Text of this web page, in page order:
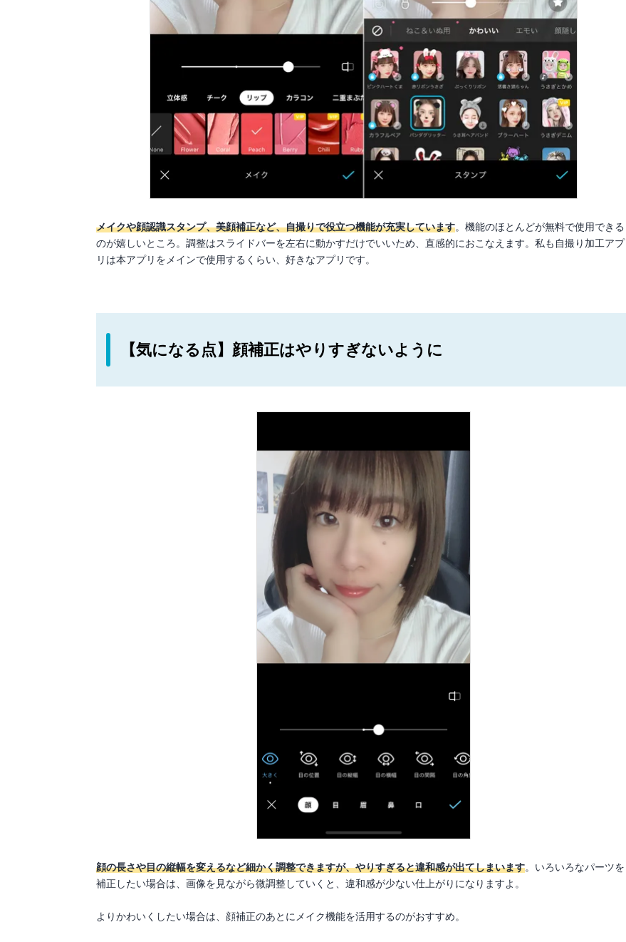
メイクや顔認識スタンプ、美顔補正など、自撮りで役立つ機能が充実しています。機能のほとんどが無料で使用できる
のが嬉しいところ。調整はスライドバーを左右に動かすだけでいいため、直感的におこなえます。私も自撮り加工アプ
リは本アプリをメインで使用するくらい、好きなアプリです。
【気になる点】顔補正はやりすぎないように
顔の長さや目の縦幅を変えるなど細かく調整できますが、やりすぎると違和感が出てしまいます。いろいろなパーツを
補正したい場合は、画像を見ながら微調整していくと、違和感が少ない仕上がりになりますよ。
よりかわいくしたい場合は、顔補正のあとにメイク機能を活用するのがおすすめ。